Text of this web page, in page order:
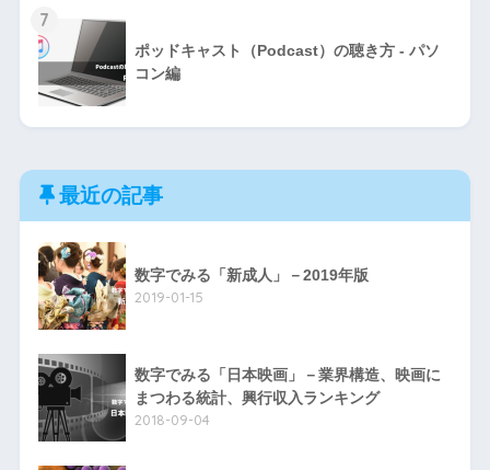
7
ポッドキャスト（Podcast）の聴き方 - パソ
コン編
最近の記事
数字でみる「新成人」－2019年版
2019-01-15
数字でみる「日本映画」－業界構造、映画に
まつわる統計、興行収入ランキング
2018-09-04